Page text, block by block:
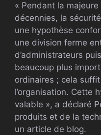
« Pendant la
décennies, la
une hypothèse
une division ferme
d’administrateurs
beaucoup plus
ordinaires ; cela
l’organisation. Cette
valable », a déclaré
produits et de la
un article de blog.